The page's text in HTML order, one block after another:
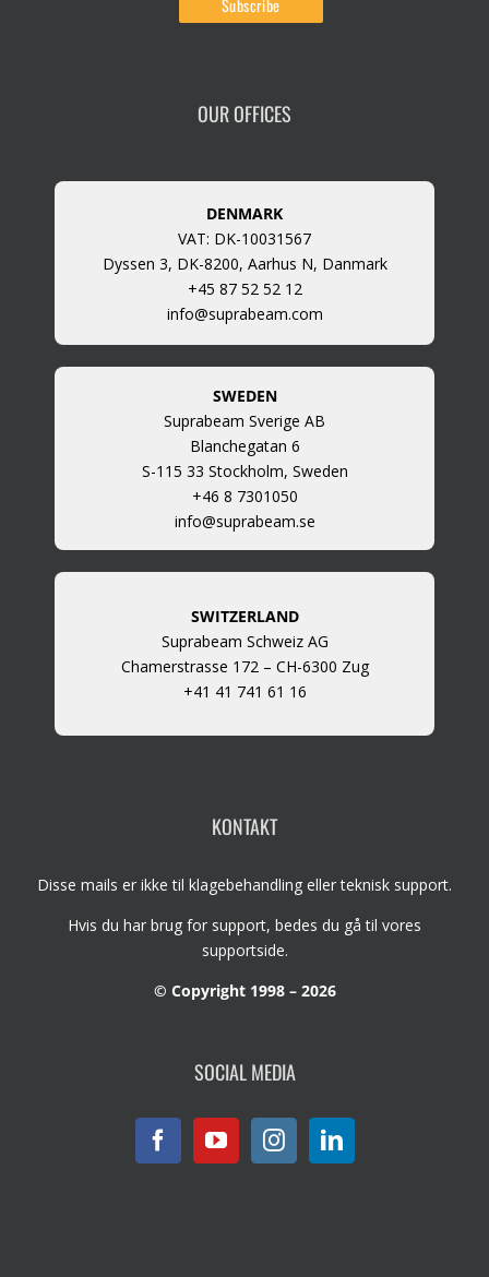
OUR OFFICES
DENMARK
VAT: DK-10031567
Dyssen 3, DK-8200, Aarhus N, Danmark
+45 87 52 52 12
info@suprabeam.com
SWEDEN
Suprabeam Sverige AB
Blanchegatan 6
S-115 33 Stockholm, Sweden
+46 8 7301050
info@suprabeam.se
SWITZERLAND
Suprabeam Schweiz AG
Chamerstrasse 172 – CH-6300 Zug
+41 41 741 61 16
KONTAKT
Disse mails er ikke til klagebehandling eller teknisk support.
Hvis du har brug for support, bedes du gå til vores
supportside.
© Copyright 1998 – 2026
SOCIAL MEDIA